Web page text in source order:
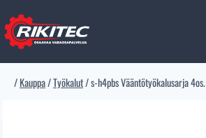
sisältöön
/Kauppa/Työkalut/s-h4pbs Vääntötyökalusarja 4os.